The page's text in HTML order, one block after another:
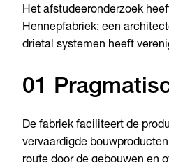
Het afstudeeronderzoek
Hennepfabriek: een
drietal systemen heeft
01
De fabriek faciliteert de
vervaardigde